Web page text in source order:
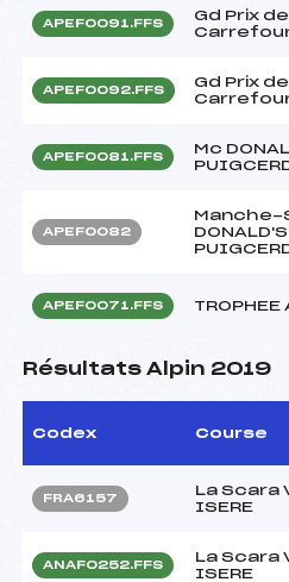
APEF0091.FFS
Gd Prix de
APEF0092.FFS
Gd Prix de
APEF0081.FFS
Mc
APEF0082
Manche-
DONALD'S
APEF0071.FFS TROPHEE
Résultats Alpin 2019
Codex Course
FRA6157
La Scara
ISERE
ANAF0252.FFS
La Scara
ISERE